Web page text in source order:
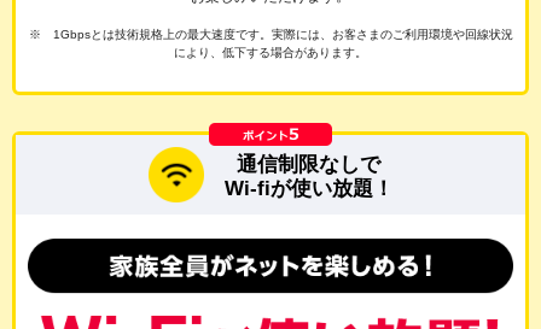
※ 1Gbpsとは技術規格上の最大速度です。実際には、お客さまのご利用環境や回線状況
により、低下する場合があります。
通信制限なしで
Wi-fiが使い放題！